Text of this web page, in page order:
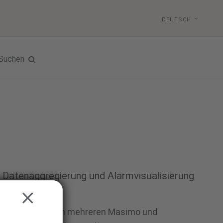
DEUTSCH
und Alarmvisualisierung
Alarme von mehreren Masimo und
CLOSE